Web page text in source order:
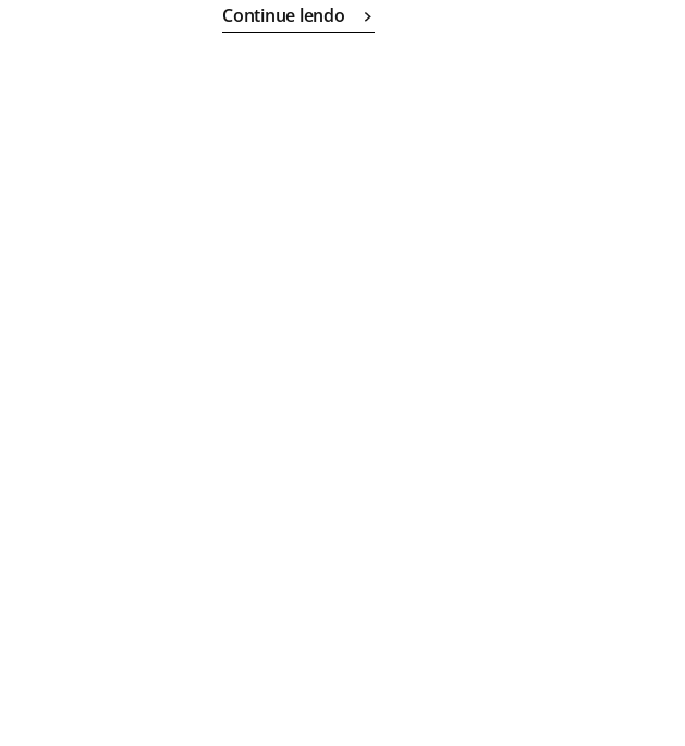
Continue lendo